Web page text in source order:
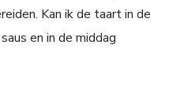
Kan ik de taart in de
en in de middag